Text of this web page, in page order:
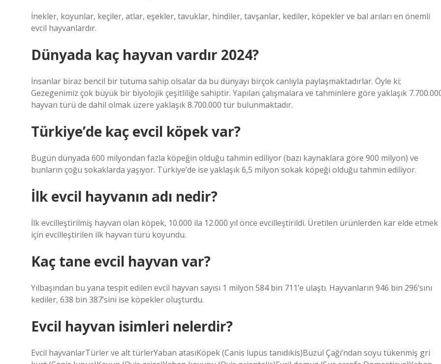
İnekler, koyunlar, keçiler, atlar, eşekler, tavuklar, hindiler, tavşanlar, kediler, köpekler ve bal arıları en önemli
evcil hayvanlardır.
Dünyada kaç hayvan vardır 2024?
İnsanlar biraz bencil bir tutuma sahip olsalar da bu dünyayı birçok canlıyla paylaşmaktadırlar. Öyle ki;
Gezegenimiz çok büyük bir biyolojik çeşitliliğe sahiptir. Yapılan çalışmalara ve tahminlere göre yaklaşık
hayvan türü de dahil olmak üzere yaklaşık 8.700.000 tür bulunmaktadır.
Türkiye’de kaç evcil köpek var?
Bugün dünyada 600 milyondan fazla köpeğin olduğu tahmin ediliyor (bazı kaynaklara göre 900 milyon) ve
bunların çoğu sokaklarda yaşıyor. Türkiye’de ise yaklaşık 6,5 milyon sokak köpeği olduğu tahmin ediliyor.
İlk evcil hayvanın adı nedir?
İlk evcilleştirilmiş hayvan olan köpek, 10.000 ila 12.000 yıl önce evcilleştirildi. Üretilen ürünlerden kar elde etmek
için evcilleştirilen ilk hayvan türü koyundu.
Kaç tane evcil hayvan var?
Yılbaşından bu yana tespit edilen evcil hayvan sayısı 1 milyon 584 bin 711’e ulaştı. Hayvanların 946 bin 296’sını
kediler, 638 bin 387’sini ise köpekler oluşturdu.
Evcil hayvan isimleri nelerdir?
Evcil hayvanlarTürler ve alt türlerYaban atasıKöpek (Canis lupus tanıdıkis)Buzul Çağı’ndan soyu tükenmiş gri